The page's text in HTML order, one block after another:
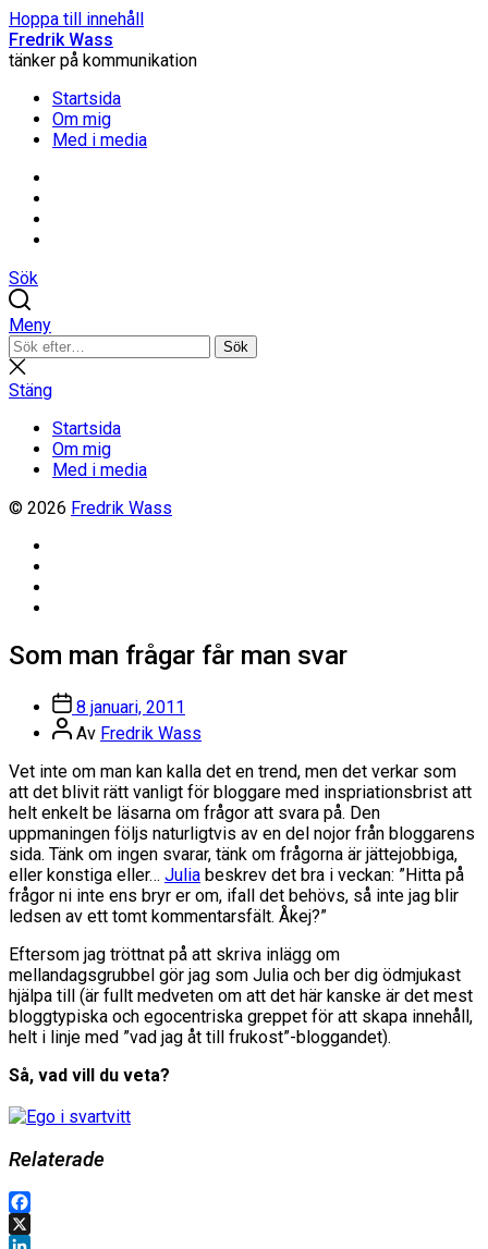
Hoppa till innehåll
Fredrik Wass
tänker på kommunikation
Startsida
Om mig
Med i media
Sök
Meny
Sök
efter:
Sök
Stäng
sökning
Stäng
Startsida
Om mig
Med i media
© 2026 Fredrik Wass
Som man frågar får man svar
Inläggsdatum
8 januari, 2011
Inläggsförfattare
Av Fredrik Wass
Vet inte om man kan kalla det en trend, men det verkar som
att det blivit rätt vanligt för bloggare med inspriationsbrist att
helt enkelt be läsarna om frågor att svara på. Den
uppmaningen följs naturligtvis av en del nojor från bloggarens
sida. Tänk om ingen svarar, tänk om frågorna är jättejobbiga,
eller konstiga eller… Julia beskrev det bra i veckan: ”Hitta på
frågor ni inte ens bryr er om, ifall det behövs, så inte jag blir
ledsen av ett tomt kommentarsfält. Åkej?”
Eftersom jag tröttnat på att skriva inlägg om
mellandagsgrubbel gör jag som Julia och ber dig ödmjukast
hjälpa till (är fullt medveten om att det här kanske är det mest
bloggtypiska och egocentriska greppet för att skapa innehåll,
helt i linje med ”vad jag åt till frukost”-bloggandet).
Så, vad vill du veta?
Relaterade
Facebook